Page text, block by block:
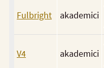
Fulbright akademici
V4 akademici